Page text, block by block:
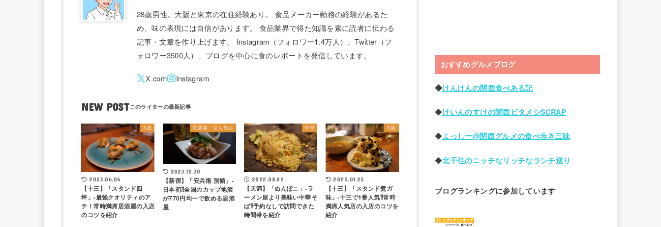
28歳男性。大阪と東京の在住経験あり。 食品メーカー勤務の経験があるた
め、味の表現には自信があります。 食品業界で得た知識を素に読者に伝わる
記事・文章を作り上げます。 Instagram（フォロワー1.4万人）、Twitter（フ
ォロワー3500人）、ブログを中心に食のレポートを発信しています。
NEW POST
大阪
2023.06.06
【十三】「スタンド四
坪」-最強クオリティのア
テ！常時満席居酒屋の入店
のコツを紹介
居酒屋・立ち飲み
2023.12.30
【新宿】「安兵衛 別館」-
日本初⁈全国のカップ地酒
が770円均一で飲める居酒
屋
中華
2022.08.02
【天満】「ぬんぽこ」-ラ
ーメン屋より美味い中華そ
ば⁈予約なしで訪問できた
時間帯を紹介
大阪
2025.01.25
【十三】「スタンド煮ガ
味」-十三で1番人気⁈常時
満席人気店の入店のコツを
紹介
おすすめグルメブログ
◆けんけんの関西食べある記
◆けいんのすけの関西ビタメシSCRAP
◆よっしー@関西グルメの食べ歩き三味
◆北千住のニッチなリッチなランチ巡り
ブログランキングに参加しています